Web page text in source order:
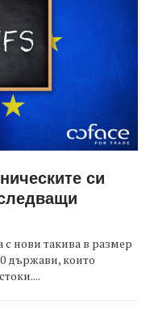
си
нови такива в размер
държави, които